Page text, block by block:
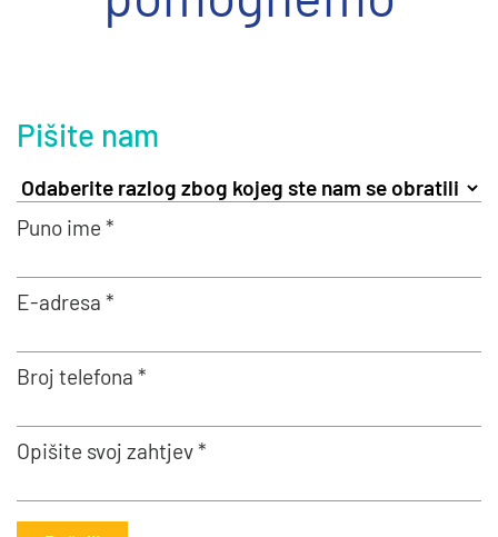
Pišite nam
Puno ime *
E-adresa *
Broj telefona *
Opišite svoj zahtjev *